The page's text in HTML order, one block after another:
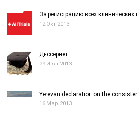
За регистрацию всех клинических
12 Окт 2013
Диссернет
29 Июл 2013
Yerevan declaration on the
16 Мар 2013